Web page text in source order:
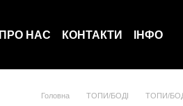
ПРО НАС КОНТАКТИ ІНФО
Головна ТОПИ/БОДІ ТОПИ/